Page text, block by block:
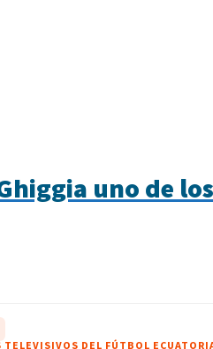
uno de
TELEVISIVOS DEL FÚTBOL